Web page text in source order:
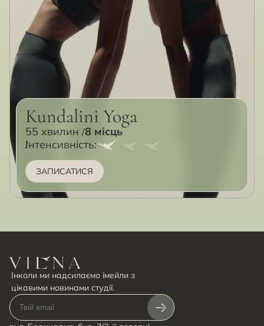
Kundalini Yoga
55 хвилин 8 місць
Інтенсивність:
ЗАПИСАТИСЯ
Інколи ми надсилаємо імейли з
цікавими новинами студії.